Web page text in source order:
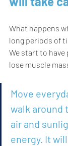
What happens
long periods of
We start to
lose muscle
Move
walk around
air and
energy. It